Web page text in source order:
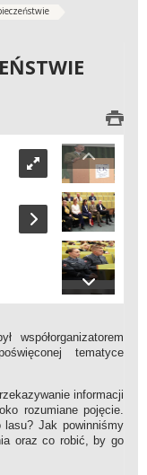
współorganizatorem
tematyce
informacji
rozumiane pojęcie.
lasu? Jak powinniśmy
oraz co robić, by go